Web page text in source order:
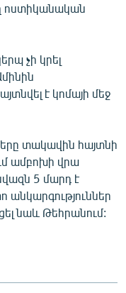
ոստիկանական
չի կրել
է կոմայի մեջ
տակավին հայտնի
ամբոխի վրա
5 մարդ է
անկարգություններ
նաև Թեհրանում: